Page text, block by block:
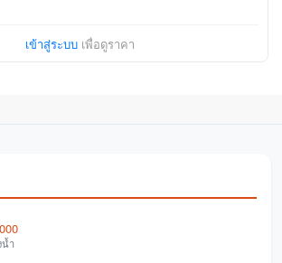
เข้าสู่ระบบเพื่อดูราคา
น้ำ